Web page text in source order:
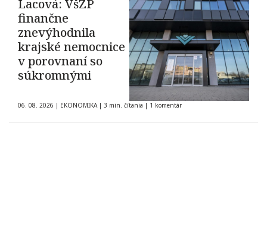
Lacová: VšZP
finančne
znevýhodnila
krajské nemocnice
v porovnaní so
súkromnými
06. 08. 2026 | EKONOMIKA | 3 min. čítania | 1 komentár